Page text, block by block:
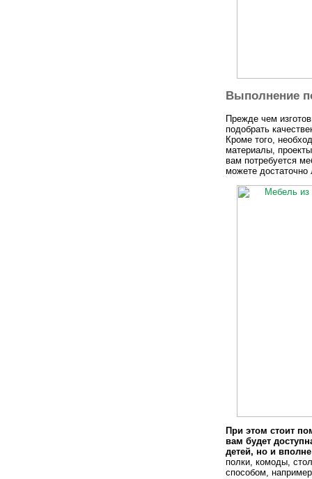
Выполнение
Прежде чем
подобрать
Кроме того,
материалы,
вам потребуется
можете
При этом стоит
вам будет
детей, но и
полки, комоды,
способом,